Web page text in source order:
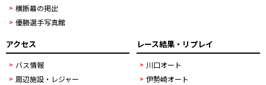
横断幕の掲出
優勝選手写真館
アクセス
バス情報
周辺施設・レジャー
レース結果・リプレイ
川口オート
伊勢崎オート